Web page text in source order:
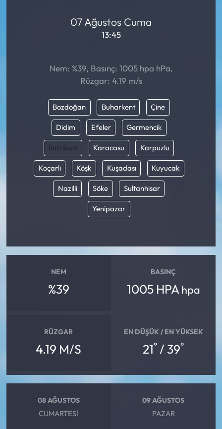
07 Ağustos Cuma
13:45
Nem: %39, Basınç: 1005 hpa hPa,
Rüzgar: 4.19 m/s
Bozdoğan Buharkent Çine
Didim Efeler Germencik
İncirliova Karacasu Karpuzlu
Koçarlı Köşk Kuşadası Kuyucak
Nazilli Söke Sultanhisar
Yenipazar
NEM
%39
BASINÇ
1005 HPA hpa
RÜZGAR
4.19 M/S
EN DÜŞÜK / EN YÜKSEK
21° / 39°
08 AĞUSTOS
CUMARTESI
09 AĞUSTOS
PAZAR